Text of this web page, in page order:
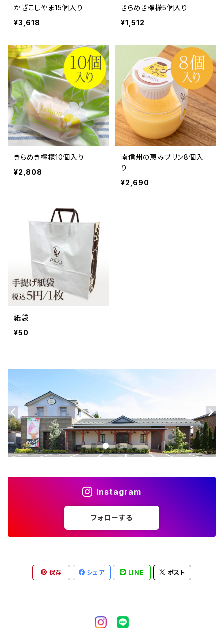
かざこしやま15個入り
¥3,618
きらめき檸檬5個入り
¥1,512
きらめき檸檬10個入り
¥2,808
南信州の恵みプリン8個入
り
¥2,690
紙袋
¥50
Instagram
フォローする
保存 シェア LINE ポスト